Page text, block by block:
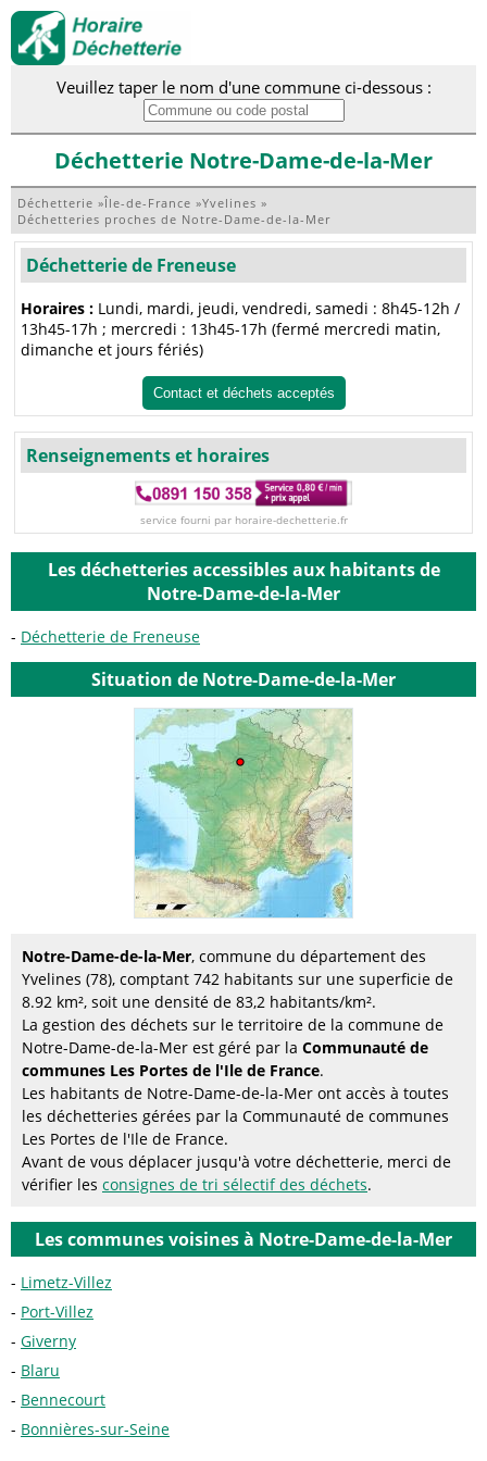
Veuillez taper le nom d'une commune ci-dessous :
Déchetterie Notre-Dame-de-la-Mer
Déchetterie »Île-de-France »Yvelines »
Déchetteries proches de Notre-Dame-de-la-Mer
Déchetterie de Freneuse
Horaires : Lundi, mardi, jeudi, vendredi, samedi : 8h45-12h /
13h45-17h ; mercredi : 13h45-17h (fermé mercredi matin,
dimanche et jours fériés)
Contact et déchets acceptés
Renseignements et horaires
service fourni par horaire-dechetterie.fr
Les déchetteries accessibles aux habitants de
Notre-Dame-de-la-Mer
Déchetterie de Freneuse
Situation de Notre-Dame-de-la-Mer
Notre-Dame-de-la-Mer, commune du département des
Yvelines (78), comptant 742 habitants sur une superficie de
8.92 km², soit une densité de 83,2 habitants/km².
La gestion des déchets sur le territoire de la commune de
Notre-Dame-de-la-Mer est géré par la Communauté de
communes Les Portes de l'Ile de France.
Les habitants de Notre-Dame-de-la-Mer ont accès à toutes
les déchetteries gérées par la Communauté de communes
Les Portes de l'Ile de France.
Avant de vous déplacer jusqu'à votre déchetterie, merci de
vérifier les consignes de tri sélectif des déchets.
Les communes voisines à Notre-Dame-de-la-Mer
Limetz-Villez
Port-Villez
Giverny
Blaru
Bennecourt
Bonnières-sur-Seine